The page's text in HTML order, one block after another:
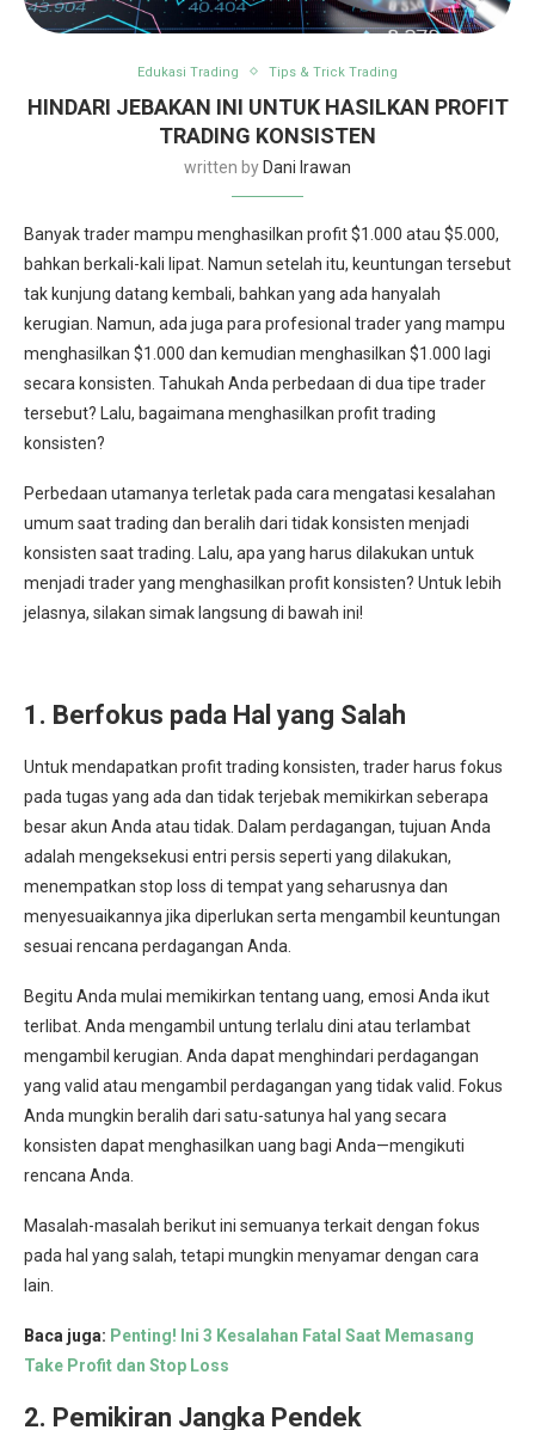
Edukasi Trading Tips & Trick Trading
HINDARI JEBAKAN INI UNTUK HASILKAN PROFIT
TRADING KONSISTEN
written by Dani Irawan
Banyak trader mampu menghasilkan profit $1.000 atau $5.000,
bahkan berkali-kali lipat. Namun setelah itu, keuntungan tersebut
tak kunjung datang kembali, bahkan yang ada hanyalah
kerugian. Namun, ada juga para profesional trader yang mampu
menghasilkan $1.000 dan kemudian menghasilkan $1.000 lagi
secara konsisten. Tahukah Anda perbedaan di dua tipe trader
tersebut? Lalu, bagaimana menghasilkan profit trading
konsisten?
Perbedaan utamanya terletak pada cara mengatasi kesalahan
umum saat trading dan beralih dari tidak konsisten menjadi
konsisten saat trading. Lalu, apa yang harus dilakukan untuk
menjadi trader yang menghasilkan profit konsisten? Untuk lebih
jelasnya, silakan simak langsung di bawah ini!
1. Berfokus pada Hal yang Salah
Untuk mendapatkan profit trading konsisten, trader harus fokus
pada tugas yang ada dan tidak terjebak memikirkan seberapa
besar akun Anda atau tidak. Dalam perdagangan, tujuan Anda
adalah mengeksekusi entri persis seperti yang dilakukan,
menempatkan stop loss di tempat yang seharusnya dan
menyesuaikannya jika diperlukan serta mengambil keuntungan
sesuai rencana perdagangan Anda.
Begitu Anda mulai memikirkan tentang uang, emosi Anda ikut
terlibat. Anda mengambil untung terlalu dini atau terlambat
mengambil kerugian. Anda dapat menghindari perdagangan
yang valid atau mengambil perdagangan yang tidak valid. Fokus
Anda mungkin beralih dari satu-satunya hal yang secara
konsisten dapat menghasilkan uang bagi Anda—mengikuti
rencana Anda.
Masalah-masalah berikut ini semuanya terkait dengan fokus
pada hal yang salah, tetapi mungkin menyamar dengan cara
lain.
Baca juga: Penting! Ini 3 Kesalahan Fatal Saat Memasang
Take Profit dan Stop Loss
2. Pemikiran Jangka Pendek